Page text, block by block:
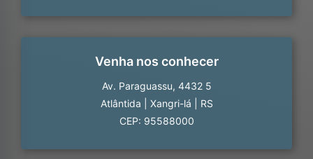
Venha nos conhecer
Av. Paraguassu, 4432 5
Atlântida
Xangri-lá
RS
CEP: 95588000